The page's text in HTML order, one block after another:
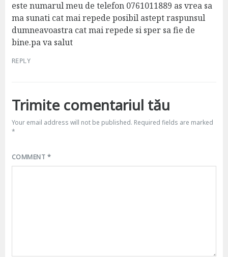
este numarul meu de telefon 0761011889 as vrea sa
ma sunati cat mai repede posibil astept raspunsul
dumneavoastra cat mai repede si sper sa fie de
bine.pa va salut
REPLY
Trimite comentariul tău
Your email address will not be published. Required fields are marked
*
COMMENT *